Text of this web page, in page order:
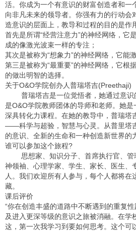
活。你成为一个有意识的财富创造者和一
向非凡未来的领导者。你强有力的行动会
造意识的层面上，教导和过程的目的是作
首先是所谓“经营注意力”的神经网络，它
成的像激光波束一样的专注；
其次是被称为“想象力”的神经网络，它能
第三是被称为“最重要”的神经网络，它根
的做出明智的选择。
关于O&O学院创办人普瑞塔吉(Preethaji)
普瑞塔吉是一位觉悟者，她通过意识
是O&O学院教师团体的导师和老师。她
深具转化力课程。在她的教导中，普瑞塔
——科学与超验，智慧与心灵。从普里塔
的意识、全新的生命和一种创造新世界的
谁可以参加这个旅程?
思想家、知识分子、首席执行官、管
神领袖、心理学家、学生、家长、医生、
人。我们欢迎所有人参与，每个人都将在
藏。
课后评价
“你在创造丰盛的道路中不断遇到的重复
及进入更深等级的意识之旅被消融。在学
这，第一次我学习到要如何思考。这个可